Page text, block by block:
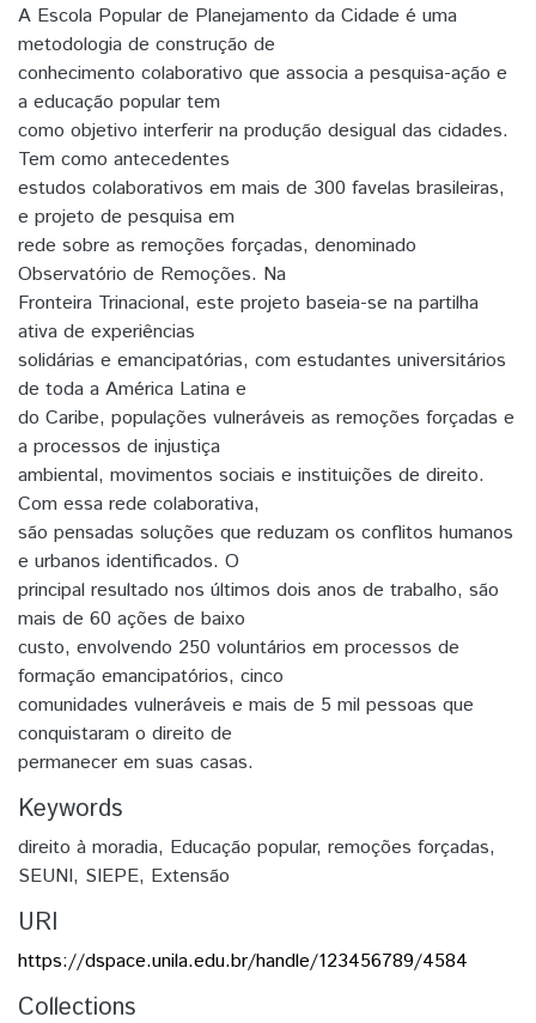
A Escola Popular de Planejamento da Cidade é uma
metodologia de construção de
conhecimento colaborativo que associa a pesquisa-ação e
a educação popular tem
como objetivo interferir na produção desigual das cidades.
Tem como antecedentes
estudos colaborativos em mais de 300 favelas brasileiras,
e projeto de pesquisa em
rede sobre as remoções forçadas, denominado
Observatório de Remoções. Na
Fronteira Trinacional, este projeto baseia-se na partilha
ativa de experiências
solidárias e emancipatórias, com estudantes universitários
de toda a América Latina e
do Caribe, populações vulneráveis as remoções forçadas e
a processos de injustiça
ambiental, movimentos sociais e instituições de direito.
Com essa rede colaborativa,
são pensadas soluções que reduzam os conflitos humanos
e urbanos identificados. O
principal resultado nos últimos dois anos de trabalho, são
mais de 60 ações de baixo
custo, envolvendo 250 voluntários em processos de
formação emancipatórios, cinco
comunidades vulneráveis e mais de 5 mil pessoas que
conquistaram o direito de
permanecer em suas casas.
Keywords
direito à moradia, Educação popular, remoções forçadas,
SEUNI, SIEPE, Extensão
URI
https://dspace.unila.edu.br/handle/123456789/4584
Collections